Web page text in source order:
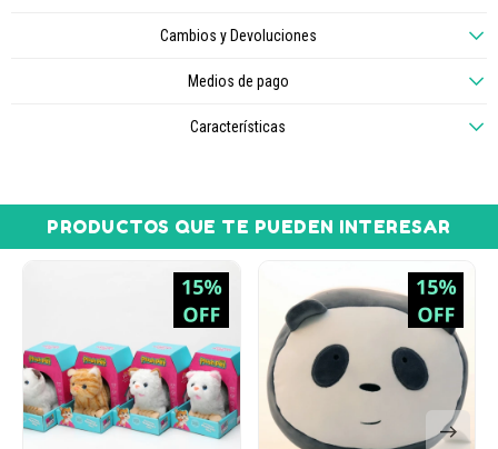
Cambios y Devoluciones
Medios de pago
Características
PRODUCTOS QUE TE PUEDEN INTERESAR